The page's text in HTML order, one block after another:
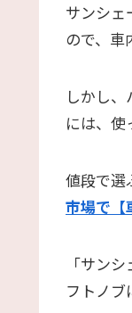
サンシェ
ので、車
しかし
には、使
値段で選
市場で【
「サン
フトノブ